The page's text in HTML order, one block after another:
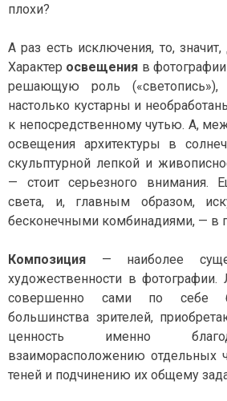
плохи?
A раз есть исключения, то,
Характер освещения в фотографии
решающую роль
настолько кустарны и
к непосредственному чутью. А,
освещения архитектуры в
скульптурной лепкой и
— стоит серьезного внимания.
света, и, главным образом,
бесконечными комбинадиями, — в
Композиция — наиболее
художественности в фотографии.
совершенно сами по себе
большинства зрителей,
ценность именно
взаиморасположению отдельных
теней и подчинению их общему